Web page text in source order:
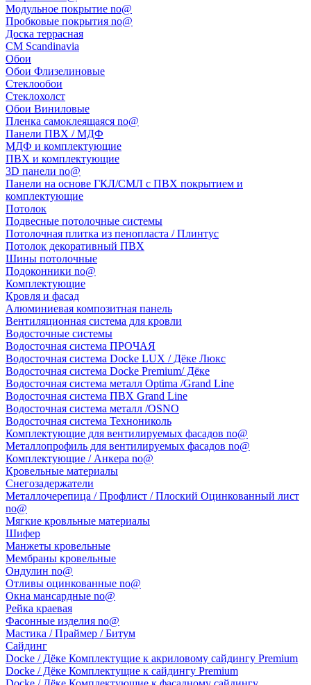
Модульное покрытие no@
Пробковые покрытия no@
Доска террасная
CM Scandinavia
Обои
Обои Флизелиновые
Стеклообои
Стеклохолст
Обои Виниловые
Пленка самоклеящаяся no@
Панели ПВХ / МДФ
МДФ и комплектующие
ПВХ и комплектующие
3D панели no@
Панели на основе ГКЛ/СМЛ с ПВХ покрытием и
комплектующие
Потолок
Подвесные потолочные системы
Потолочная плитка из пенопласта / Плинтус
Потолок декоративный ПВХ
Шины потолочные
Подоконники no@
Комплектующие
Кровля и фасад
Алюминиевая композитная панель
Вентиляционная система для кровли
Водосточные системы
Водосточная система ПРОЧАЯ
Водосточная система Docke LUX / Дёке Люкс
Водосточная система Docke Premium/ Дёке
Водосточная система металл Optima /Grand Line
Водосточная система ПВХ Grand Line
Водосточная система металл /OSNO
Водосточная система Технониколь
Комплектующие для вентилируемых фасадов no@
Металлопрофиль для вентилируемых фасадов no@
Комплектующие / Анкера no@
Кровельные материалы
Снегозадержатели
Металлочерепица / Профлист / Плоский Оцинкованный лист
no@
Мягкие кровльные материалы
Шифер
Манжеты кровельные
Мембраны кровельные
Ондулин no@
Отливы оцинкованные no@
Окна мансардные no@
Рейка краевая
Фасонные изделия no@
Мастика / Праймер / Битум
Сайдинг
Docke / Дёке Комплектущие к акриловому сайдингу Premium
Docke / Дёке Комплектущие к сайдингу Premium